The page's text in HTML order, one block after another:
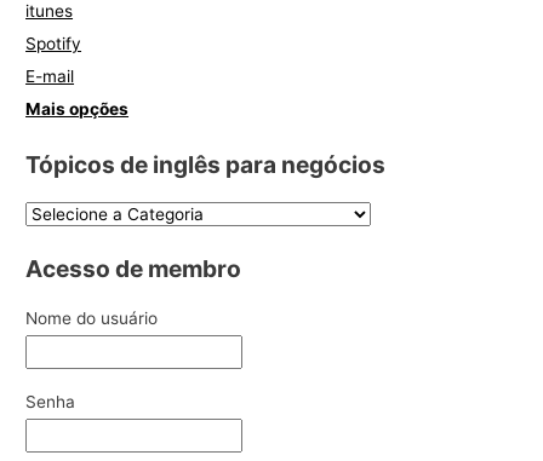
itunes
Spotify
E-mail
Mais opções
Tópicos de inglês para negócios
Acesso de membro
Nome do usuário
Senha